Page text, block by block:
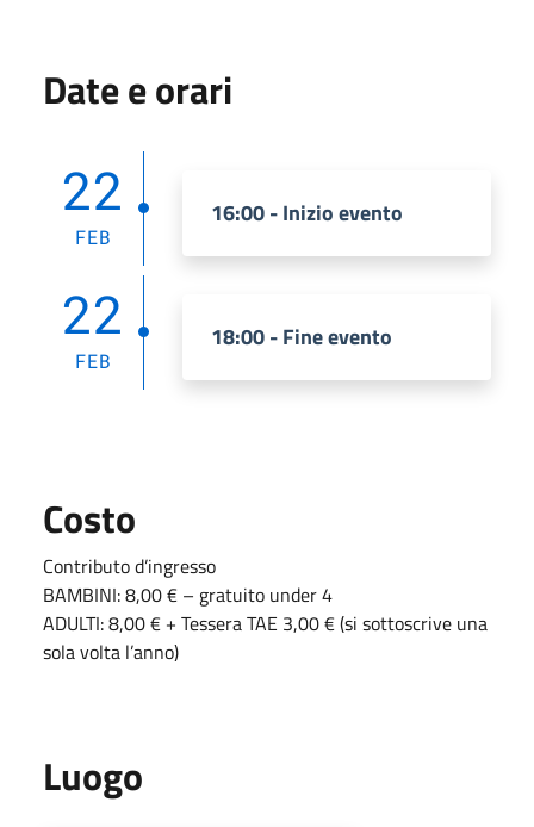
Date e orari
22
FEB
16:00 - Inizio evento
22
FEB
18:00 - Fine evento
Costo
Contributo d’ingresso
BAMBINI: 8,00 € – gratuito under 4
ADULTI: 8,00 € + Tessera TAE 3,00 € (si sottoscrive una
sola volta l’anno)
Luogo